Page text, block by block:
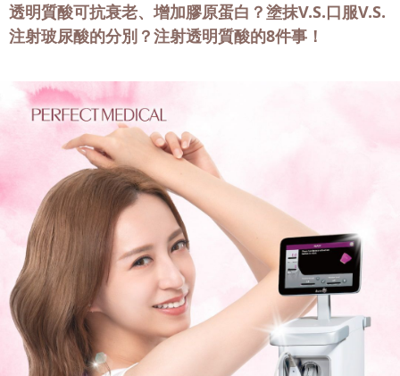
透明質酸可抗衰老、增加膠原蛋白？塗抹V.S.口服V.S.
注射玻尿酸的分別？注射透明質酸的8件事！